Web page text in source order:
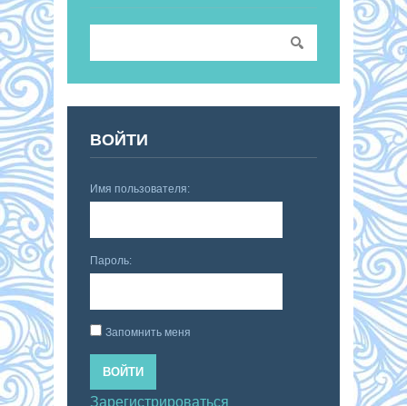
ВОЙТИ
Имя пользователя:
Пароль:
Запомнить меня
ВОЙТИ
Зарегистрироваться